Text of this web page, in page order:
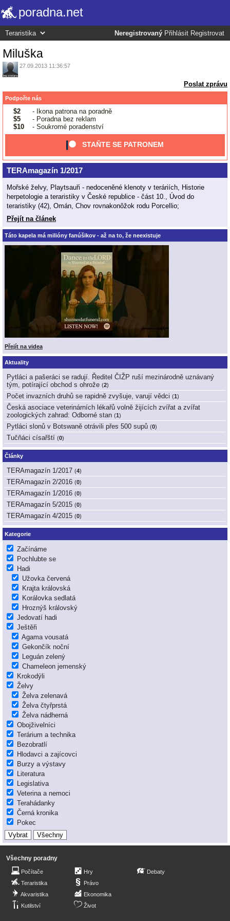
poradna.net
Neregistrovaný Přihlásit Registrovat
Miluška
27.09.2013 11:36:57
Poslat zprávu
Podpořte nás
$2
- Ikona patrona na poradně
$5
- Poradna bez reklam
$10
- Soukromé poradenství
STAŇTE SE PATRONEM
TERAmagazín 1/2017
Mořské želvy, Playtsauři - nedoceněné klenoty v teráriích, Historie
herpetologie a teraristiky v České republice - část 10., Úvod do
teraristiky (42), Omán, Chov rovnakonôžok rodu Porcellio;
Přejít na článek
Táto kapela má milióny fanúšikov - až na to, že neexistuje
Přejít na videa
Aktuality
Pytláci a pašeráci se radují. Ředitel ČIŽP ruší mezinárodně uznávaný
tým, potírající obchod s ohrože (2)
Počet invazních druhů se rapidně zvyšuje, varují vědci (1)
Česká asociace veterinárních lékařů volně žijících zvířat a zvířat
zoologických zahrad: Odborné stan (1)
Pytláci slonů v Botswaně otrávili přes 500 supů (0)
Tučňáci císařští (0)
Články
TERAmagazín 1/2017 (4)
TERAmagazín 2/2016 (0)
TERAmagazín 1/2016 (0)
TERAmagazín 5/2015 (0)
TERAmagazín 4/2015 (0)
Kategorie
Začínáme
Pochlubte se
Hadi
Užovka červená
Krajta královská
Korálovka sedlatá
Hroznýš královský
Jedovatí hadi
Ještěři
Agama vousatá
Gekončík noční
Leguán zelený
Chameleon jemenský
Krokodýli
Želvy
Želva zelenavá
Želva čtyřprstá
Želva nádherná
Obojživelníci
Terárium a technika
Bezobratlí
Hlodavci a zajícovci
Burzy a výstavy
Literatura
Legislativa
Veterina a nemoci
Terahádanky
Černá kronika
Pokec
Všechny poradny
Počítače
Teraristika
Akvaristika
Kutilství
Hry
Právo
Ekonomika
Život
Debaty